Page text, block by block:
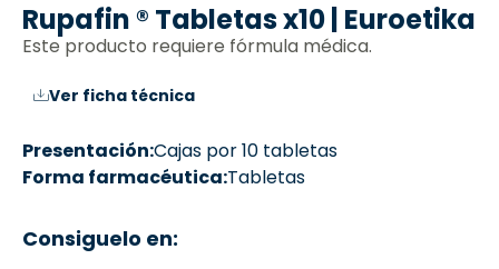
Rupafin ® Tabletas x10 | Euroetika
Este producto requiere fórmula médica.
Ver ficha técnica
Presentación:Cajas por 10 tabletas
Forma farmacéutica:Tabletas
Consiguelo en: